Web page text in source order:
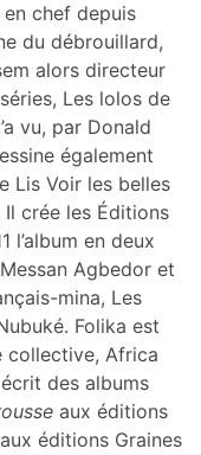
chef depuis
du débrouillard,
alors directeur
Les lolos de
vu, par Donald
également
Lis Voir les belles
crée les Éditions
l’album en deux
Agbedor et
mina, Les
Folika est
collective, Africa
des albums
aux éditions
aux éditions Graines